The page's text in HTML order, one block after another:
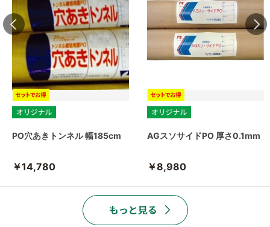
PO穴あきトンネル 幅185cm
￥14,780
AGスソサイドPO 厚さ0.1mm
￥8,980